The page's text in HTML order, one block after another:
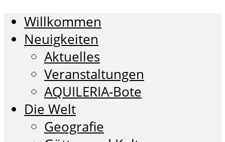
Willkommen
Neuigkeiten
Aktuelles
Veranstaltungen
AQUILERIA-Bote
Die Welt
Geografie